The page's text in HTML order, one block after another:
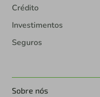
Crédito
Investimentos
Seguros
Sobre nós